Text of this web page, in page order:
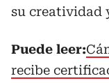
su creatividad
Puede leer:
recibe